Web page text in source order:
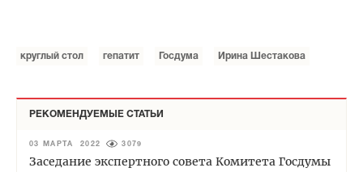
круглый стол гепатит Госдума Ирина Шестакова
РЕКОМЕНДУЕМЫЕ СТАТЬИ
03 МАРТА 2022 3079
Заседание экспертного совета Комитета Госдумы